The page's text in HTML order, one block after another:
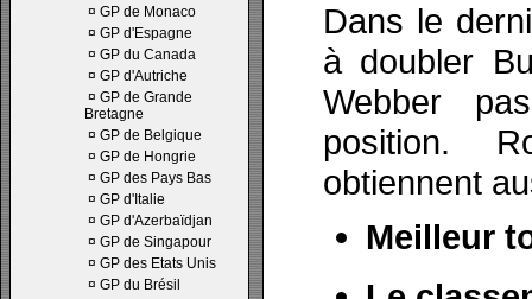
¤ GP de Monaco
¤ GP d'Espagne
¤ GP du Canada
¤ GP d'Autriche
¤ GP de Grande
Bretagne
¤ GP de Belgique
¤ GP de Hongrie
¤ GP des Pays Bas
¤ GP d'Italie
¤ GP d'Azerbaïdjan
¤ GP de Singapour
¤ GP des Etats Unis
¤ GP du Brésil
Dans le
à doubler
Webber
position.
obtiennent
Meilleur